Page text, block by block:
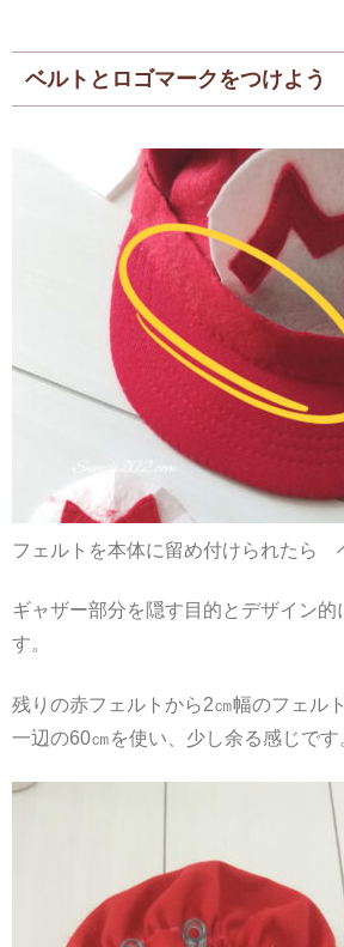
ベルトとロゴマークをつけよう
フェルトを本体に留め付けられたら
ギャザー部分を隠す目的とデザイン的
す。
残りの赤フェルトから2㎝幅のフェル
一辺の60㎝を使い、少し余る感じです